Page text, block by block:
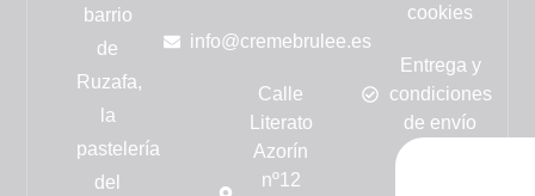
barrio
de
Ruzafa,
la
pastelería
del
info@cremebrulee.es
Calle
Literato
Azorín
nº12
cookies
Entrega y
condiciones
de envío